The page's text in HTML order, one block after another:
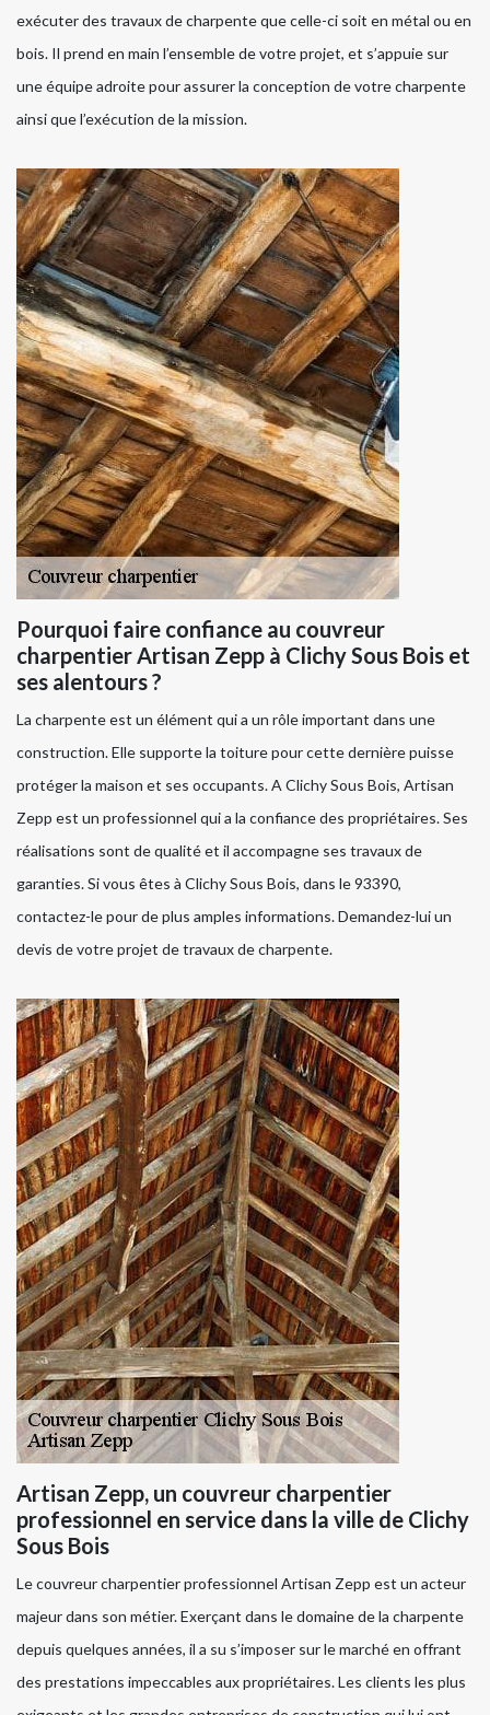
exécuter des travaux de charpente que celle-ci soit en métal ou en
bois. Il prend en main l’ensemble de votre projet, et s’appuie sur
une équipe adroite pour assurer la conception de votre charpente
ainsi que l’exécution de la mission.
Pourquoi faire confiance au couvreur
charpentier Artisan Zepp à Clichy Sous Bois et
ses alentours ?
La charpente est un élément qui a un rôle important dans une
construction. Elle supporte la toiture pour cette dernière puisse
protéger la maison et ses occupants. A Clichy Sous Bois, Artisan
Zepp est un professionnel qui a la confiance des propriétaires. Ses
réalisations sont de qualité et il accompagne ses travaux de
garanties. Si vous êtes à Clichy Sous Bois, dans le 93390,
contactez-le pour de plus amples informations. Demandez-lui un
devis de votre projet de travaux de charpente.
Artisan Zepp, un couvreur charpentier
professionnel en service dans la ville de Clichy
Sous Bois
Le couvreur charpentier professionnel Artisan Zepp est un acteur
majeur dans son métier. Exerçant dans le domaine de la charpente
depuis quelques années, il a su s’imposer sur le marché en offrant
des prestations impeccables aux propriétaires. Les clients les plus